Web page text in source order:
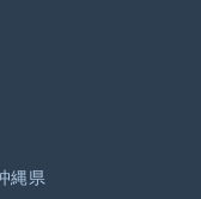
縄県